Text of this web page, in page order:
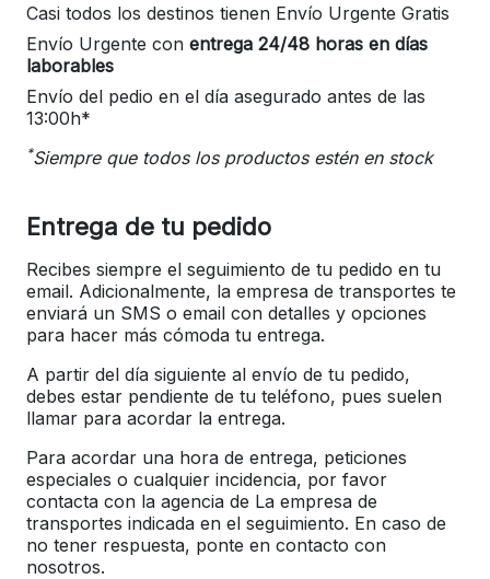
Casi todos los destinos tienen Envío Urgente Gratis
Envío Urgente con entrega 24/48 horas en días
laborables
Envío del pedio en el día asegurado antes de las
13:00h*
*Siempre que todos los productos estén en stock
Entrega de tu pedido
Recibes siempre el seguimiento de tu pedido en tu
email. Adicionalmente, la empresa de transportes te
enviará un SMS o email con detalles y opciones
para hacer más cómoda tu entrega.
A partir del día siguiente al envío de tu pedido,
debes estar pendiente de tu teléfono, pues suelen
llamar para acordar la entrega.
Para acordar una hora de entrega, peticiones
especiales o cualquier incidencia, por favor
contacta con la agencia de La empresa de
transportes indicada en el seguimiento. En caso de
no tener respuesta, ponte en contacto con
nosotros.